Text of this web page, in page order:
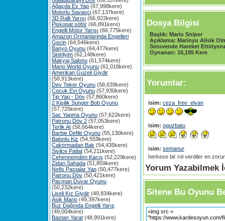
Ağaçda Ev Yap (67,998kere)
Motorlu Savasçi (67,137kere)
3D Ralli Yarışı (66,922kere)
Piskopat söför (66,891kere)
Engelli Motor Yarışı (66,775kere)
Amazon Ormanlarinda Engelleri
Gecin (64,546kere)
Banyo Oyunu (64,477kere)
Sinirliyim (62,148kere)
Makyaj Salonu (61,574kere)
Mario World Oyunu (61,018kere)
Amerikan Guzeli Giydir
(58,913kere)
Dev Teker Oyunu (58,639kere)
Çocuk Evi Oyunu (57,930kere)
Tip Yap - Döv (57,860kere)
2 Kişilik Sünger Bob Oyunu
(57,725kere)
Sac Yapma Oyunu (57,622kere)
Patronu Döv 2 (57,053kere)
Terlik At (56,664kere)
Barbie Defile Oyunu (55,130kere)
Balonlu Kiz (54,559kere)
Çaktırmadan Bak (54,435kere)
Sivilce Patlat (54,211kere)
Cehennemden Kaçış (52,229kere)
Zidan Sahada (51,859kere)
Nefis Pastalar Yap (50,477kere)
Patronu Döv (50,421kere)
Pacman Duvar Oyunu
(50,232kere)
Liseli Kız Giydir (49,834kere)
Asik Mario (49,397kere)
Buz Dağında Engelli Yarış
(49,004kere)
Bastan Yarat (48,991kere)
Dosya Bilgisi
Başlık: Mario Sniper
Açıklama: Marioyu Alisik
Seruvende Hareket
Oynanan: 16,185 Kere
Yorumlar:
isim: ceza_free_elvan
isim: oguzbatu
isim: semanur
herkese bir rol verdiler en
Yorum Yazabilmek
Sitene Bu Oyunu